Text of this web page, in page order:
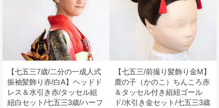
【七五三7歳/二分の一成人式
振袖髪飾り赤/白A】ヘッドド
レス＆水引き赤/タッセル組
紐白セット/七五三3歳/ハーフ
【七五三/前撮り髪飾り金M】
鹿の子（かのこ）ちんころ赤
＆タッセル付き組紐ゴール
ド/水引き金セット/七五三3歳